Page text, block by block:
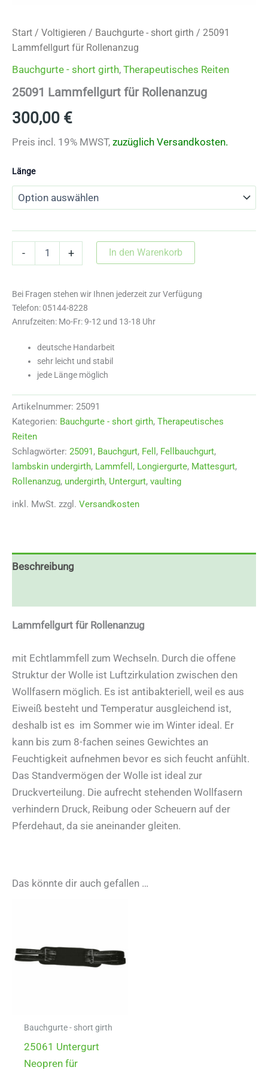
Start / Voltigieren / Bauchgurte - short girth / 25091
Lammfellgurt für Rollenanzug
Bauchgurte - short girth, Therapeutisches Reiten
25091 Lammfellgurt für Rollenanzug
300,00 €
Preis incl. 19% MWST, zuzüglich Versandkosten.
Länge
-
Lammfellgurt
Menge
+ In den Warenkorb
Bei Fragen stehen wir Ihnen jederzeit zur Verfügung
Telefon: 05144-8228
Anrufzeiten: Mo-Fr: 9-12 und 13-18 Uhr
deutsche Handarbeit
sehr leicht und stabil
jede Länge möglich
Artikelnummer: 25091
Kategorien: Bauchgurte - short girth, Therapeutisches
Reiten
Schlagwörter: 25091 , Bauchgurt, Fell , Fellbauchgurt,
lambskin undergirth, Lammfell , Longiergurte, Mattesgurt,
Rollenanzug, undergirth, Untergurt, vaulting
inkl. MwSt. zzgl. Versandkosten
Beschreibung
Lammfellgurt für Rollenanzug
mit Echtlammfell zum Wechseln. Durch die offene
Struktur der Wolle ist Luftzirkulation zwischen den
Wollfasern möglich. Es ist antibakteriell, weil es aus
Eiweiß besteht und Temperatur ausgleichend ist,
deshalb ist es im Sommer wie im Winter ideal. Er
kann bis zum 8-fachen seines Gewichtes an
Feuchtigkeit aufnehmen bevor es sich feucht anfühlt.
Das Standvermögen der Wolle ist ideal zur
Druckverteilung. Die aufrecht stehenden Wollfasern
verhindern Druck, Reibung oder Scheuern auf der
Pferdehaut, da sie aneinander gleiten.
Das könnte dir auch gefallen …
Bauchgurte - short girth
25061 Untergurt
Neopren für